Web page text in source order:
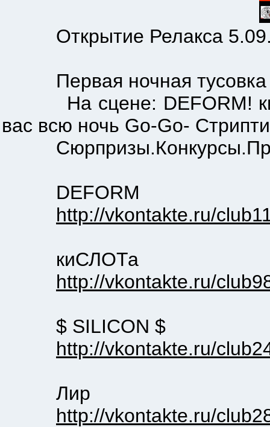
Открытие Релакса
Первая ночная тусовка
На сцене: DEFORM!
вас всю ночь Go-Go-
DEFORM
http://vkontakte.ru/
киСЛОТа
http://vkontakte.ru/
$ SILICON $
http://vkontakte.ru/
Лир
http://vkontakte.ru/